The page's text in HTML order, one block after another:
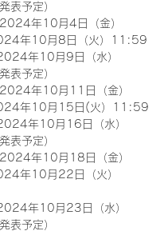
表予定）
年10月4日（金）
年10月8日（火）11:59
年10月9日（水）
表予定）
年10月11日（金）
年10月15日(火）11:59
年10月16日（水）
表予定）
年10月18日（金）
年10月22日（火）
年10月23日（水）
表予定）